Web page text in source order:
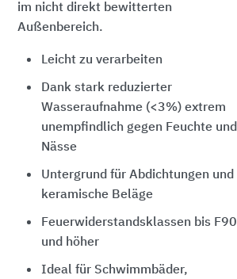
im nicht direkt bewitterten
Außenbereich.
Leicht zu verarbeiten
Dank stark reduzierter
Wasseraufnahme (<3%) extrem
unempfindlich gegen Feuchte und
Nässe
Untergrund für Abdichtungen und
keramische Beläge
Feuerwiderstandsklassen bis F90
und höher
Ideal für Schwimmbäder,